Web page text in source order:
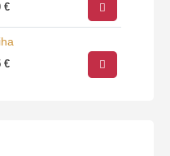
cíti, že na
akým…
€
€